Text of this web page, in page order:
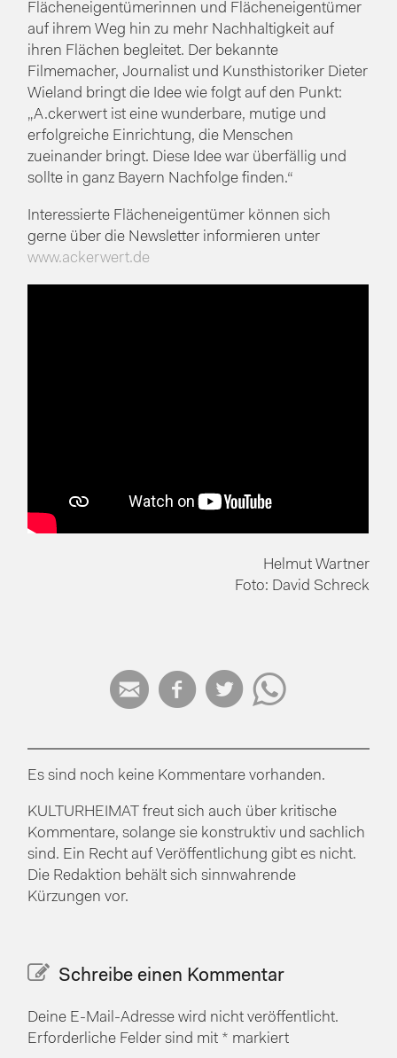
Flächeneigentümerinnen und Flächeneigentümer
auf ihrem Weg hin zu mehr Nachhaltigkeit auf
ihren Flächen begleitet. Der bekannte
Filmemacher, Journalist und Kunsthistoriker Dieter
Wieland bringt die Idee wie folgt auf den Punkt:
„A.ckerwert ist eine wunderbare, mutige und
erfolgreiche Einrichtung, die Menschen
zueinander bringt. Diese Idee war überfällig und
sollte in ganz Bayern Nachfolge finden.“
Interessierte Flächeneigentümer können sich
gerne über die Newsletter informieren unter
www.ackerwert.de
Helmut Wartner
Foto: David Schreck
   
Es sind noch keine Kommentare vorhanden.
KULTURHEIMAT freut sich auch über kritische
Kommentare, solange sie konstruktiv und sachlich
sind. Ein Recht auf Veröffentlichung gibt es nicht.
Die Redaktion behält sich sinnwahrende
Kürzungen vor.
Schreibe einen Kommentar
Deine E-Mail-Adresse wird nicht veröffentlicht.
Erforderliche Felder sind mit * markiert